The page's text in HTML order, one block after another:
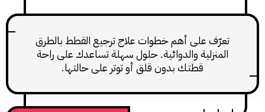
على أهم خطوات علاج ترجيع القطط بالطرق
والدوائية. حلول سهلة تساعدك على راحة
قطتك بدون قلق أو توتر على حالتها.